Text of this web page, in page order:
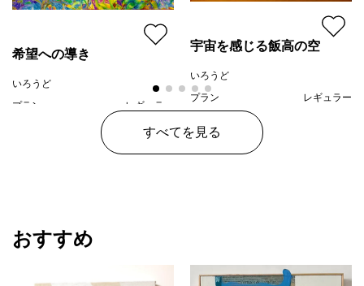
希望への導き
いろうど
プラン
レギュラー
¥ 100,000
宇宙を感じる飯高の空
いろうど
プラン
レギュラー
すべてを見る
おすすめ